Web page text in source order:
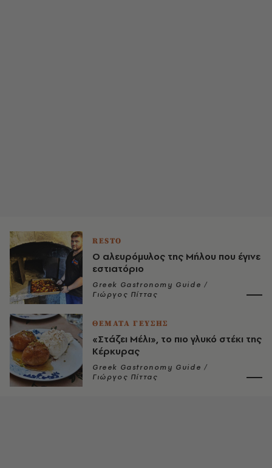
RESTO
Ο αλευρόμυλος της Μήλου που έγινε
εστιατόριο
Greek Gastronomy Guide /
Γιώργος Πίττας
ΘΕΜΑΤΑ ΓΕΥΣΗΣ
«Στάζει Μέλι», το πιο γλυκό στέκι της
Κέρκυρας
Greek Gastronomy Guide /
Γιώργος Πίττας